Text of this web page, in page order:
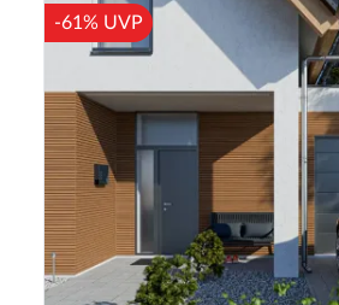
-61% UVP